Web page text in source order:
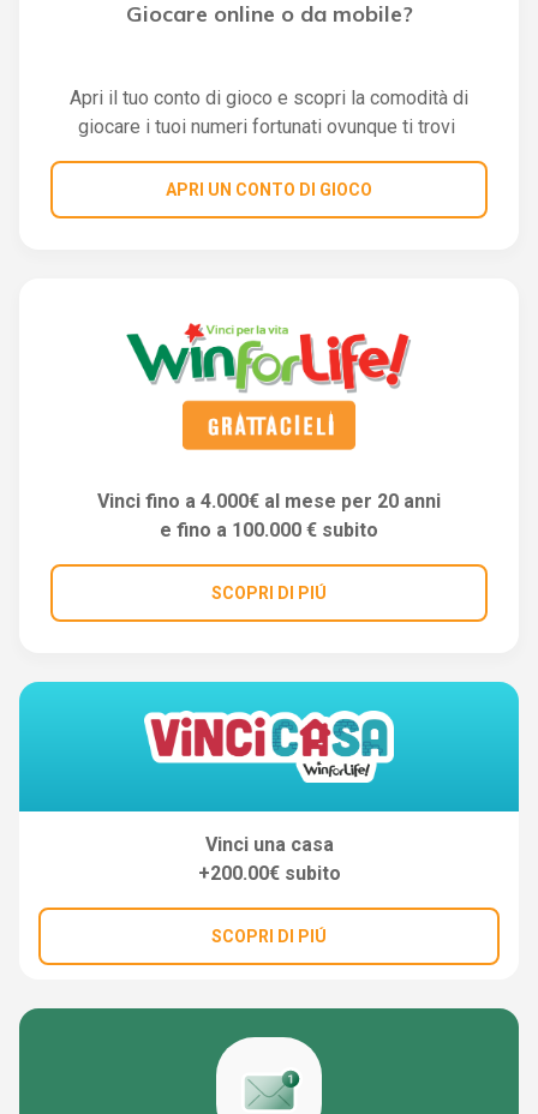
Giocare online o da mobile?
Apri il tuo conto di gioco e scopri la comodità di
giocare i tuoi numeri fortunati ovunque ti trovi
APRI UN CONTO DI GIOCO
Vinci fino a 4.000€ al mese per 20 anni
e fino a 100.000 € subito
SCOPRI DI PIÚ
Vinci una casa
+200.00€ subito
SCOPRI DI PIÚ